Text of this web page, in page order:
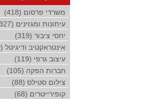
משרדי פרסום (418)
עיתונות ומגזינים (327)
יחסי ציבור (319)
אינטראקטיב ודיגיטל (190)
עיצוב גרפי (119)
חברות הפקה (105)
צילום סטילס (88)
קופירייטרים (68)